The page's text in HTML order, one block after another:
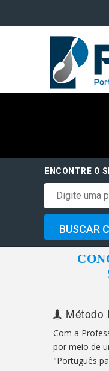
ENCONTRE O
Método
Com a
por meio de
"Português